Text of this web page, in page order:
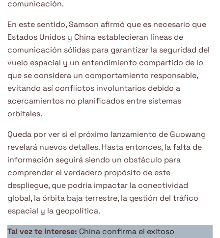
comunicación.
En este sentido, Samson afirmó que es necesario que
Estados Unidos y China establecieran líneas de
comunicación sólidas para garantizar la seguridad del
vuelo espacial y un entendimiento compartido de lo
que se considera un comportamiento responsable,
evitando así conflictos involuntarios debido a
acercamientos no planificados entre sistemas
orbitales.
Queda por ver si el próximo lanzamiento de Guowang
revelará nuevos detalles. Hasta entonces, la falta de
información seguirá siendo un obstáculo para
comprender el verdadero propósito de este
despliegue, que podría impactar la conectividad
global, la órbita baja terrestre, la gestión del tráfico
espacial y la geopolítica.
Tal vez te interese: China confirma el exitoso